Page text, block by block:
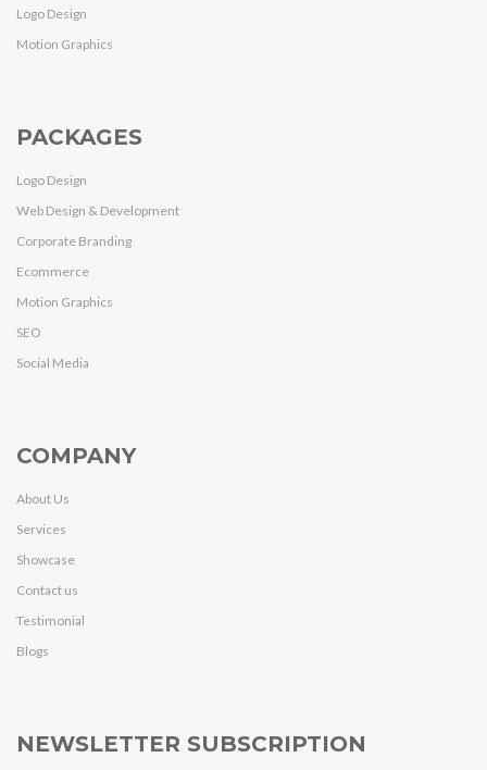
Logo Design
Motion Graphics
PACKAGES
Logo Design
Web Design & Development
Corporate Branding
Ecommerce
Motion Graphics
SEO
Social Media
COMPANY
About Us
Services
Showcase
Contact us
Testimonial
Blogs
NEWSLETTER SUBSCRIPTION